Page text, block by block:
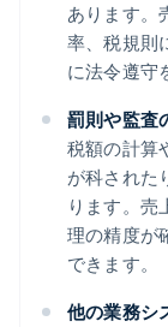
あります。
率、税規則
に法令遵守
罰則や監査
税額の計算
が科された
ります。売
理の精度が
できます。
他の業務シ